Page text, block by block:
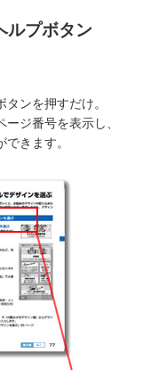
ルプボタン
ンを押すだけ。
ジ番号を表示し、
きます。